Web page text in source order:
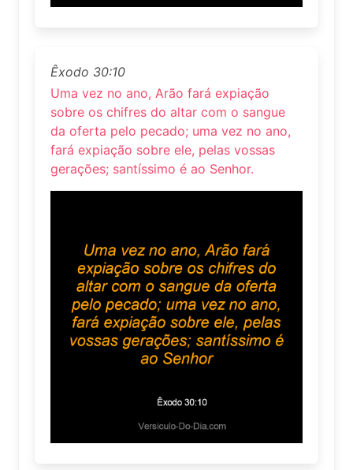
Êxodo 30:10
Uma vez no ano, Arão fará expiação
sobre os chifres do altar com o sangue
da oferta pelo pecado; uma vez no ano,
fará expiação sobre ele, pelas vossas
gerações; santíssimo é ao Senhor.